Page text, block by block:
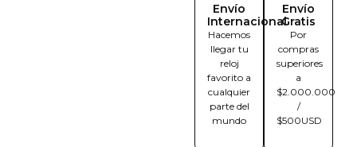
Envío
Internacional
Hacemos
llegar tu
reloj
favorito a
cualquier
parte del
mundo
Envío
Gratis
Por
compras
superiores
a
$2.000.000
/
$500USD